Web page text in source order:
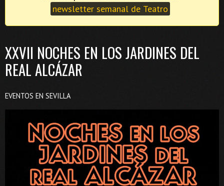
newsletter semanal de Teatro
XXVII NOCHES EN LOS JARDINES DEL
REAL ALCÁZAR
EVENTOS EN SEVILLA